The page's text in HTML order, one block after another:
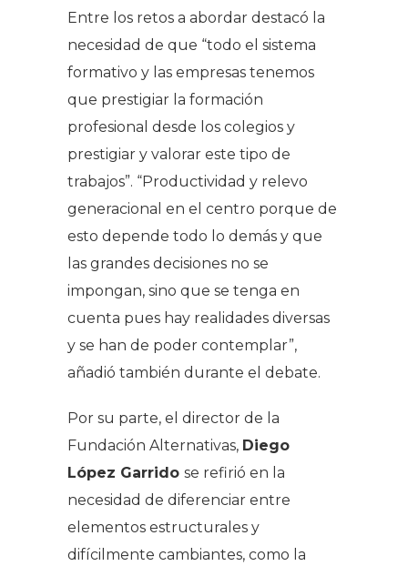
Entre los retos a abordar destacó la
necesidad de que “todo el sistema
formativo y las empresas tenemos
que prestigiar la formación
profesional desde los colegios y
prestigiar y valorar este tipo de
trabajos”. “Productividad y relevo
generacional en el centro porque de
esto depende todo lo demás y que
las grandes decisiones no se
impongan, sino que se tenga en
cuenta pues hay realidades diversas
y se han de poder contemplar”,
añadió también durante el debate.
Por su parte, el director de la
Fundación Alternativas, Diego
López Garrido se refirió en la
necesidad de diferenciar entre
elementos estructurales y
difícilmente cambiantes, como la